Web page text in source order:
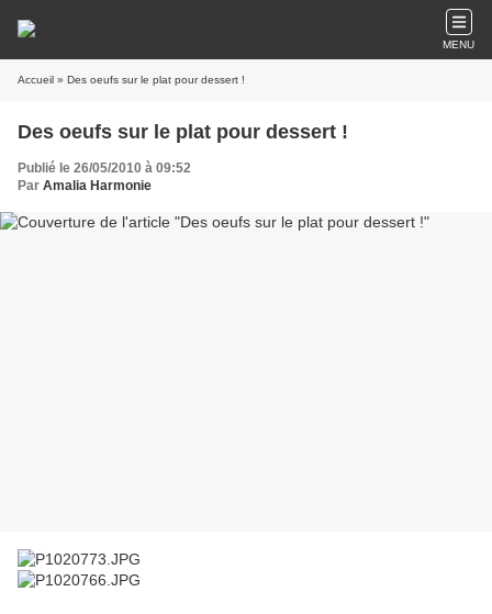
MENU
Accueil » Des oeufs sur le plat pour dessert !
Des oeufs sur le plat pour dessert !
Publié le 26/05/2010 à 09:52
Par Amalia Harmonie